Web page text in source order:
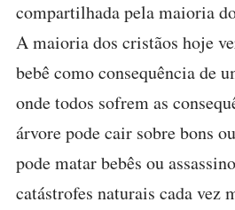
compartilhada pela maioria
A maioria dos cristãos hoje
bebê como consequência de
onde todos sofrem as
árvore pode cair sobre bons
pode matar bebês ou
catástrofes naturais cada vez